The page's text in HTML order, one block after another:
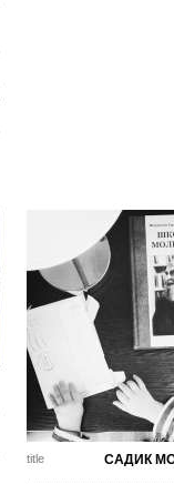
title САДИК